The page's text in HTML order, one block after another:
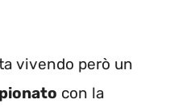
vivendo però un
con la